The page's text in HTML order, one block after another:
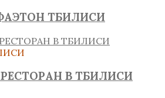
ТБИЛИСИ
В ТБИЛИСИ